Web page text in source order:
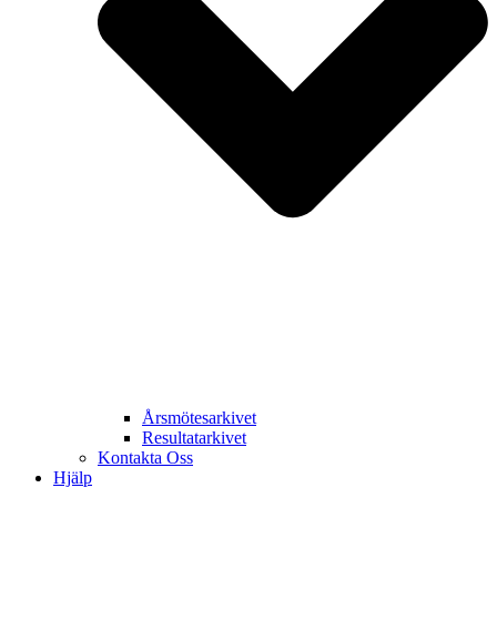
Årsmötesarkivet
Resultatarkivet
Kontakta Oss
Hjälp